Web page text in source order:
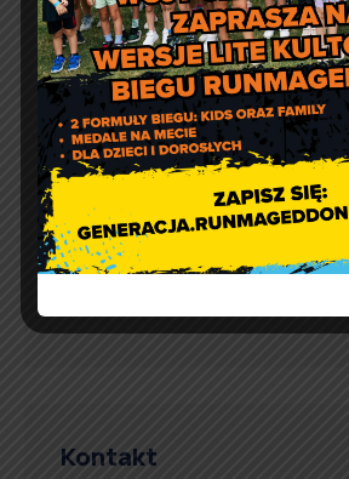
Pomoc
Artur Ruka Comment
Zmieniamy termin
Runmageddon
Artur Ruka Comment
Filmowe Lato z
Kontakt